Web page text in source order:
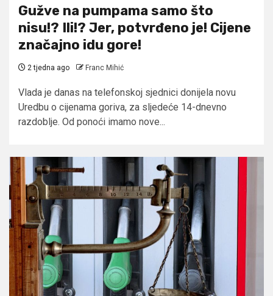
Gužve na pumpama samo što
nisu!? Ili!? Jer, potvrđeno je! Cijene
značajno idu gore!
2 tjedna ago Franc Mihić
Vlada je danas na telefonskoj sjednici donijela novu
Uredbu o cijenama goriva, za sljedeće 14-dnevno
razdoblje. Od ponoći imamo nove...